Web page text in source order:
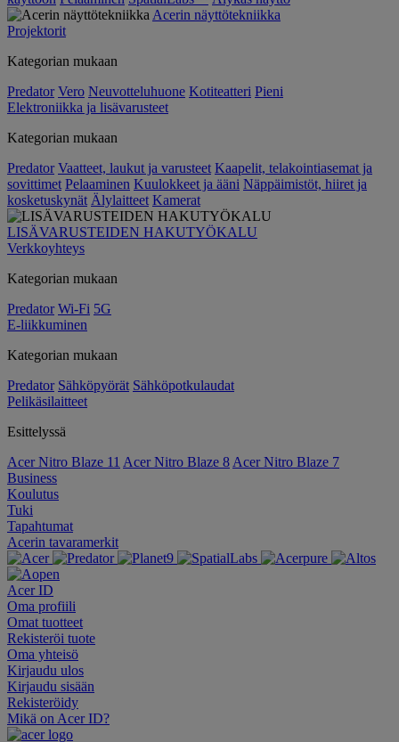
Acerin näyttötekniikka
Projektorit
Kategorian mukaan
Predator Vero Neuvotteluhuone Kotiteatteri Pieni
Elektroniikka ja lisävarusteet
Kategorian mukaan
Predator Vaatteet, laukut ja varusteet Kaapelit, telakointiasemat ja
sovittimet Pelaaminen Kuulokkeet ja ääni Näppäimistöt, hiiret ja
kosketuskynät Älylaitteet Kamerat
LISÄVARUSTEIDEN HAKUTYÖKALU
Verkkoyhteys
Kategorian mukaan
Predator Wi-Fi 5G
E-liikkuminen
Kategorian mukaan
Predator Sähköpyörät Sähköpotkulaudat
Pelikäsilaitteet
Esittelyssä
Acer Nitro Blaze 11 Acer Nitro Blaze 8 Acer Nitro Blaze 7
Business
Koulutus
Tuki
Tapahtumat
Acerin tavaramerkit
Acer ID
Oma profiili
Omat tuotteet
Rekisteröi tuote
Oma yhteisö
Kirjaudu ulos
Kirjaudu sisään
Rekisteröidy
Mikä on Acer ID?